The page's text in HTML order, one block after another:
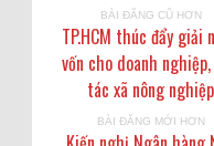
BÀI ĐĂNG CŨ HƠN
TP.HCM thúc đẩy giải
vốn cho doanh
tác xã nông nghiệp
BÀI ĐĂNG MỚI HƠN